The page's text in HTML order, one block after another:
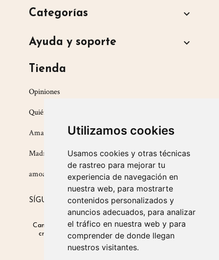
Utilizamos cookies
Usamos cookies y otras técnicas
de rastreo para mejorar tu
experiencia de navegación en
nuestra web, para mostrarte
contenidos personalizados y
anuncios adecuados, para analizar
el tráfico en nuestra web y para
comprender de donde llegan
nuestros visitantes.
Categorías 
Ayuda y soporte 
Tienda
Opiniones
Quiénes somos
Amarsupiel S.L.
Madrid, España
amoamarsupiel@amarsupiel.com
SÍGUENOS EN
Canguros para bebés| Productos que favorecen la
crianza respetuosa|Productos para un porteo
seguro en invierno